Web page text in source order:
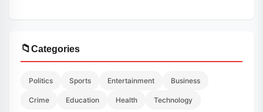
📁Categories
Politics Sports Entertainment Business
Crime Education Health Technology